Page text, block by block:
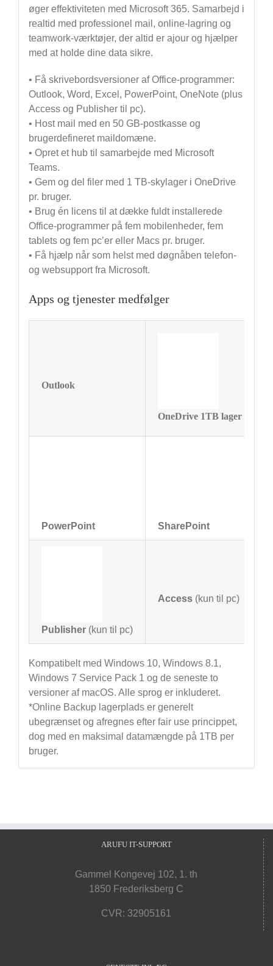
øger effektiviteten med Microsoft 365. Samarbejd i
realtid med professionel mail, online-lagring og
teamwork-værktøjer, der altid er ajour og hjælper
med at holde dine data sikre.
• Få skrivebordsversioner af Office-programmer:
Outlook, Word, Excel, PowerPoint, OneNote (plus
Access og Publisher til pc).
• Host mail med en 50 GB-postkasse og
brugerdefineret maildomæne.
• Opret et hub til samarbejde med Microsoft
Teams.
• Gem og del filer med 1 TB-skylager i OneDrive
pr. bruger.
• Brug én licens til at dække fuldt installerede
Office-programmer på fem mobilenheder, fem
tablets og fem pc’er eller Macs pr. bruger.
• Få hjælp når som helst med døgnåben telefon-
og websupport fra Microsoft.
Apps og tjenester medfølger
Outlook
OneDrive 1TB lager
PowerPoint SharePoint
Publisher(kun til pc)
Access(kun til pc)
Kompatibelt med Windows 10, Windows 8.1,
Windows 7 Service Pack 1 og de seneste to
versioner af macOS. Alle sprog er inkluderet.
*Online Backup lagerplads er generelt
ubegrænset og afregnes efter fair use princippet,
dog med en maksimal datamængde på 1TB per
bruger.
ARUFU IT-SUPPORT
Gammel Kongevej 102, 1. th
1850 Frederiksberg C
CVR: 32905161